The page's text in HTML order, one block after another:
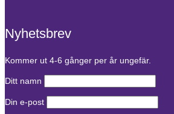
Nyhetsbrev
Kommer ut 4-6 gånger per år ungefär.
Ditt namn
Din e-post